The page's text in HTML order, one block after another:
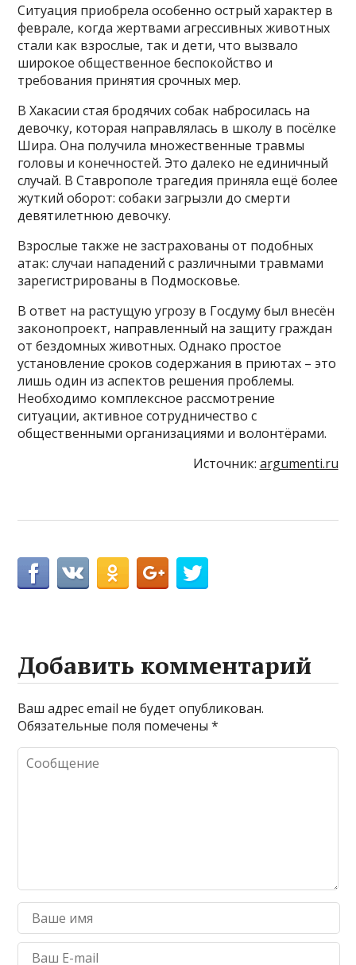
Ситуация приобрела особенно острый характер в
феврале, когда жертвами агрессивных животных
стали как взрослые, так и дети, что вызвало
широкое общественное беспокойство и
требования принятия срочных мер.
В Хакасии стая бродячих собак набросилась на
девочку, которая направлялась в школу в посёлке
Шира. Она получила множественные травмы
головы и конечностей. Это далеко не единичный
случай. В Ставрополе трагедия приняла ещё более
жуткий оборот: собаки загрызли до смерти
девятилетнюю девочку.
Взрослые также не застрахованы от подобных
атак: случаи нападений с различными травмами
зарегистрированы в Подмосковье.
В ответ на растущую угрозу в Госдуму был внесён
законопроект, направленный на защиту граждан
от бездомных животных. Однако простое
установление сроков содержания в приютах – это
лишь один из аспектов решения проблемы.
Необходимо комплексное рассмотрение
ситуации, активное сотрудничество с
общественными организациями и волонтёрами.
Источник: argumenti.ru
Добавить комментарий
Ваш адрес email не будет опубликован.
Обязательные поля помечены*